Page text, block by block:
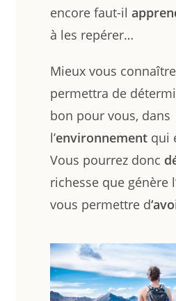
encore faut-il
à les repérer…
Mieux vous
permettra de
bon pour vous, dans
l’environnement qui
Vous pourrez donc
richesse que génère
vous permettre d